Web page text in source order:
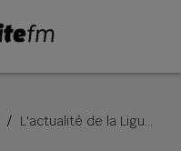
L'actualité de la Ligue 1 et tour d'Europe avec Diak Koné (OSC Elancourt)